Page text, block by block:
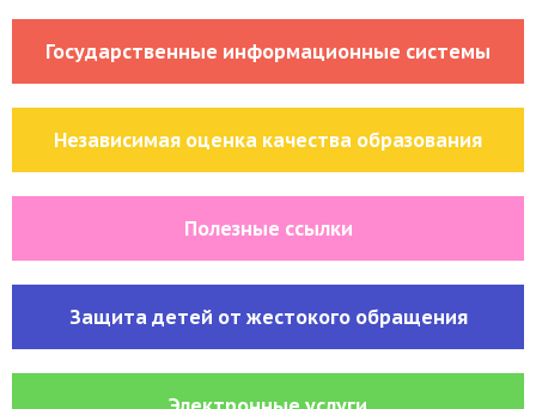
Государственные информационные системы
Независимая оценка качества образования
Полезные ссылки
Защита детей от жестокого обращения